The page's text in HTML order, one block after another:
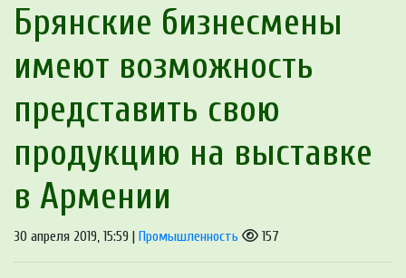
Брянские бизнесмены
имеют возможность
представить свою
продукцию на выставке
в Армении
30 апреля 2019, 15:59 | Промышленность 157